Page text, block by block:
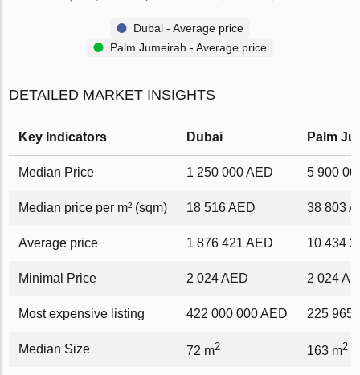
Dubai - Average price
Palm Jumeirah - Average price
DETAILED MARKET INSIGHTS
Key Indicators Dubai Palm
Median Price 1 250 000 AED 5 900
Median price per m² (sqm) 18 516 AED 38 803
Average price 1 876 421 AED 10 434
Minimal Price 2 024 AED 2 024
Most expensive listing 422 000 000 AED 225 965
Median Size 72 m2 163 m2